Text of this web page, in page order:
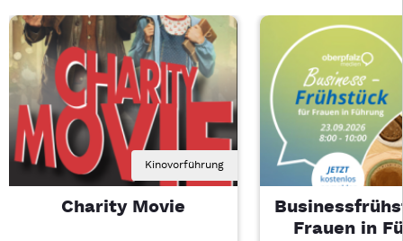
Kinovorführung
Charity Movie
Frauen in